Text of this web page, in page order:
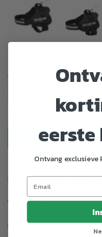
Aantal
Enorm assortiment
Gratis Verzending
Veilig en gemakkelijk
Ontvang